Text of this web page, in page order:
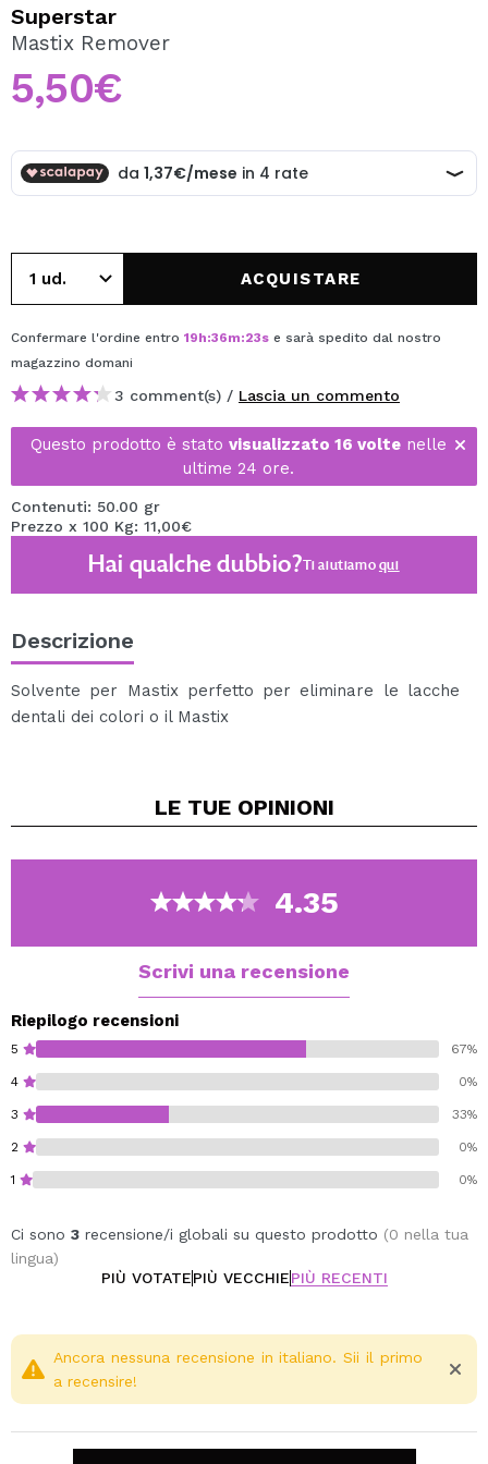
Creando un account su Maquibeauty.it potrai fare i tuoi
acquisti velocemente, controllare lo stato dei tuoi ordini e
consultare le tue operazioni precedenti.
CREARE UN ACCOUNT
Superstar
Mastix Remover
5,50€
ACQUISTARE
Confermare l'ordine entro 19h:36m:23s e sarà spedito dal nostro
magazzino domani
3 comment(s) / Lascia un commento
Questo prodotto è stato visualizzato 16 volte nelle
ultime 24 ore.
Contenuti: 50.00 gr
Prezzo x 100 Kg: 11,00€
Hai qualche dubbio?Ti aiutiamoqui
Descrizione
Solvente per Mastix perfetto per eliminare le lacche
dentali dei colori o il Mastix
LE TUE OPINIONI
4.35
Scrivi una recensione
Riepilogo recensioni
5 67%
4 0%
3 33%
2 0%
1 0%
Ci sono 3 recensione/i globali su questo prodotto (0 nella tua
lingua)
PIÙ VOTATEPIÙ VECCHIEPIÙ RECENTI
Ancora nessuna recensione in italiano. Sii il primo
a recensire!